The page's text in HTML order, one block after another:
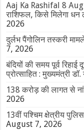
Aaj Ka Rashifal 8
राशिफल, किसे मिलेगा धन
2026
दुर्लभ पैंगोलिन तस्करी
7, 2026
बंदियों की समय पूर्व
प्रोत्साहित : मुख्यमंत्री डॉ.
138 करोड़ की लागत से
2026
13वीं पश्चिम क्षेत्रीय
August 7, 2026